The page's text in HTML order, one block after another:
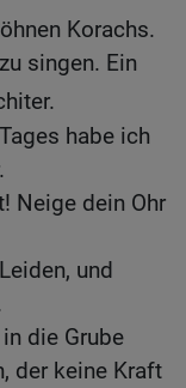
Korachs.
singen. Ein
habe ich
Neige dein Ohr
und
die Grube
der keine Kraft